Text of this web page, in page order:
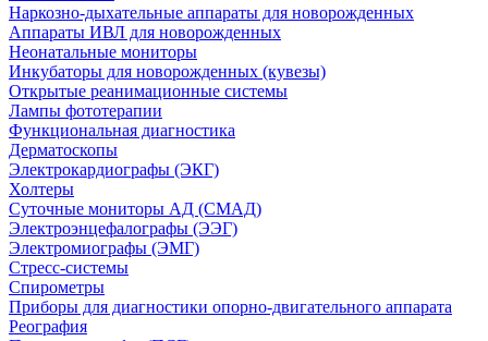
Наркозно-дыхательные аппараты для новорожденных
Аппараты ИВЛ для новорожденных
Неонатальные мониторы
Инкубаторы для новорожденных (кувезы)
Открытые реанимационные системы
Лампы фототерапии
Функциональная диагностика
Дерматоскопы
Электрокардиографы (ЭКГ)
Холтеры
Суточные мониторы АД (СМАД)
Электроэнцефалографы (ЭЭГ)
Электромиографы (ЭМГ)
Стресс-системы
Спирометры
Приборы для диагностики опорно-двигательного аппарата
Реография